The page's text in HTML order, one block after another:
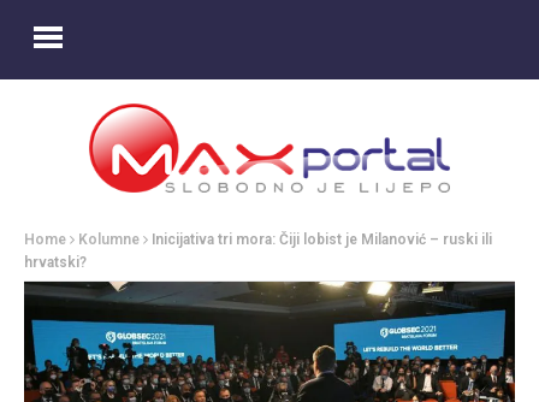
Home Kolumne
Inicijativa tri mora: Čiji lobist je Milanović – ruski ili
hrvatski?